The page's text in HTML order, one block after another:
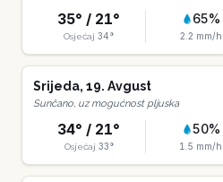
35° / 21°
Osjećaj 34°
65%
2.2 mm/h
Srijeda, 19. Avgust
Sunčano, uz mogućnost pljuska
34° / 21°
Osjećaj 33°
50%
1.5 mm/h